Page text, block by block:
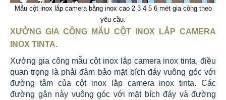
Mẫu cột inox lắp camera bằng inox cao 2 3 4 5 6 mét gia công theo
yêu cầu.
XƯỞNG GIA CÔNG MẪU CỘT INOX LẮP CAMERA
INOX TINTA.
Xưởng gia công mẫu cột inox lắp camera inox tinta, điều
quan trọng là phải đảm bảo mặt bích đáy vuông góc với
đường tâm của cột inox lắp camera inox tinta. Các
đường gân này vuông góc với mặt bích đáy và đường